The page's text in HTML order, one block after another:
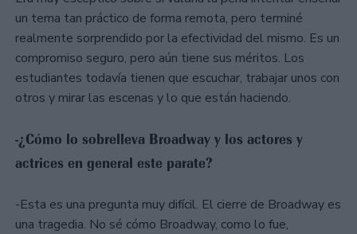
un tema tan práctico de forma remota, pero terminé
realmente sorprendido por la efectividad del mismo. Es un
compromiso seguro, pero aún tiene sus méritos. Los
estudiantes todavía tienen que escuchar, trabajar unos con
otros y mirar las escenas y lo que están haciendo.
-¿Cómo lo sobrelleva Broadway y los actores y
actrices en general este parate?
-Esta es una pregunta muy difícil. El cierre de Broadway es
una tragedia. No sé cómo Broadway, como lo fue,